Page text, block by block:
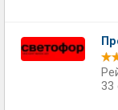
33